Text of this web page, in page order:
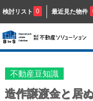
検討リスト 0 最近見た物件
不動産豆知識
造作譲渡金と居